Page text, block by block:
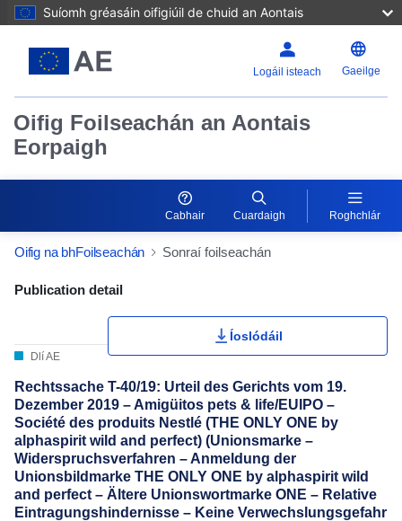
Suíomh gréasáin oifigiúil de chuid an Aontais
Logáil isteach Gaeilge
Oifig Foilseachán an Aontais
Eorpaigh
Cabhair Cuardaigh Roghchlár
Oifig na bhFoilseachán Sonraí foilseachán
Publication Detail Actions Portlet
Publication detail
Dlí AE
Íoslódáil
Rechtssache T-40/19: Urteil des Gerichts vom 19.
Dezember 2019 – Amigüitos pets & life/EUIPO –
Société des produits Nestlé (THE ONLY ONE by
alphaspirit wild and perfect) (Unionsmarke –
Widerspruchsverfahren – Anmeldung der
Unionsbildmarke THE ONLY ONE by alphaspirit wild
and perfect – Ältere Unionswortmarke ONE – Relative
Eintragungshindernisse – Keine Verwechslungsgefahr